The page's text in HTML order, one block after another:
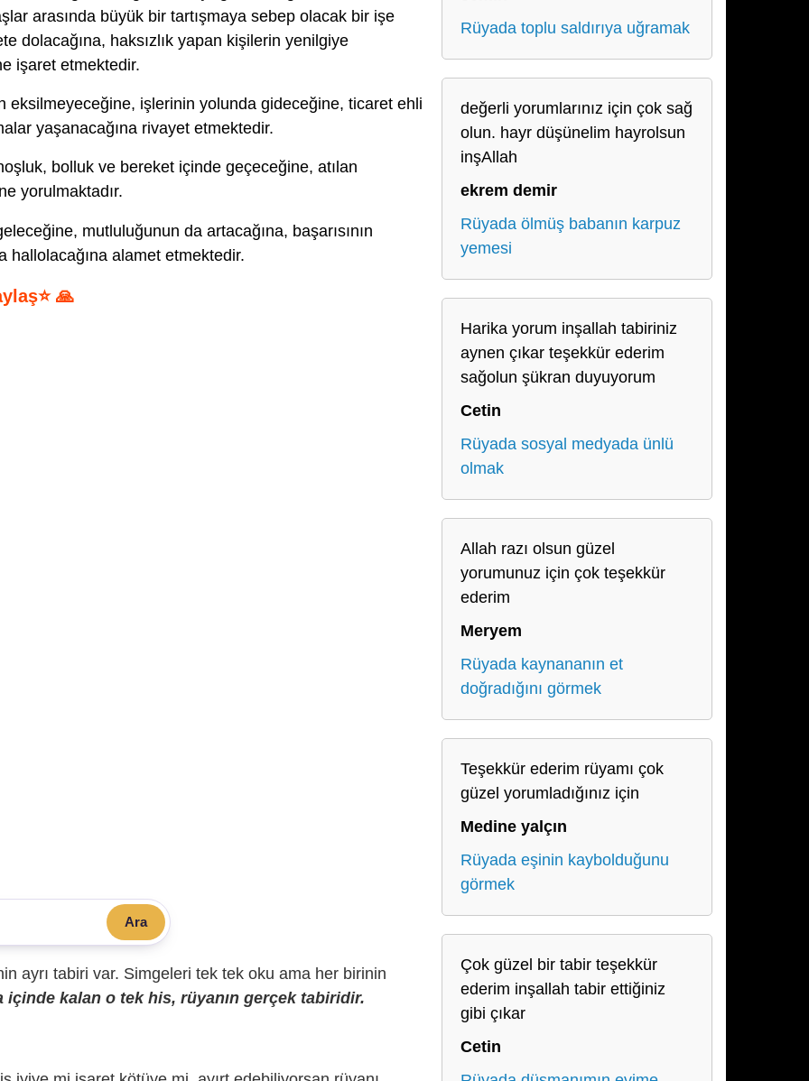
arasında büyük bir tartışmaya sebep olacak bir işe
dolacağına, haksızlık yapan kişilerin yenilgiye
işaret etmektedir.
eksilmeyeceğine, işlerinin yolunda gideceğine, ticaret ehli
yaşanacağına rivayet etmektedir.
hoşluk, bolluk ve bereket içinde geçeceğine, atılan
yorulmaktadır.
mutluluğunun da artacağına, başarısının
hallolacağına alamet etmektedir.
🙏
Ara
ayrı tabiri var. Simgeleri tek tek oku ama her birinin
içinde kalan o tek his, rüyanın gerçek tabiridir.
Rüyada toplu saldırıya uğramak
değerli yorumlarınız için çok sağ
olun. hayr düşünelim hayrolsun
inşAllah
ekrem demir
Rüyada ölmüş babanın karpuz
yemesi
Harika yorum inşallah tabiriniz
aynen çıkar teşekkür ederim
sağolun şükran duyuyorum
Cetin
Rüyada sosyal medyada ünlü
olmak
Allah razı olsun güzel
yorumunuz için çok teşekkür
ederim
Meryem
Rüyada kaynananın et
doğradığını görmek
Teşekkür ederim rüyamı çok
güzel yorumladığınız için
Medine yalçın
Rüyada eşinin kaybolduğunu
görmek
Çok güzel bir tabir teşekkür
ederim inşallah tabir ettiğiniz
gibi çıkar
Cetin